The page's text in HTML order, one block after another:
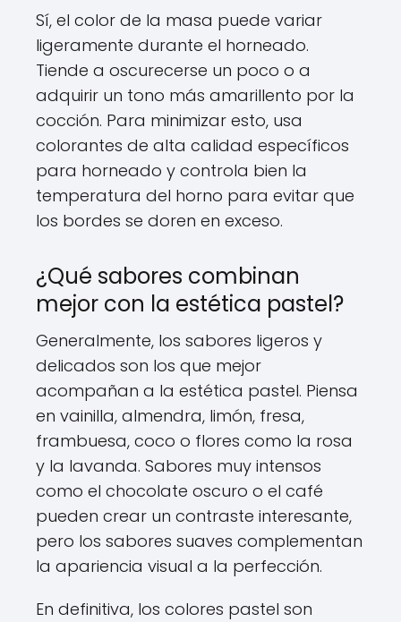
Sí, el color de la masa puede variar
ligeramente durante el horneado.
Tiende a oscurecerse un poco o a
adquirir un tono más amarillento por la
cocción. Para minimizar esto, usa
colorantes de alta calidad específicos
para horneado y controla bien la
temperatura del horno para evitar que
los bordes se doren en exceso.
¿Qué sabores combinan
mejor con la estética pastel?
Generalmente, los sabores ligeros y
delicados son los que mejor
acompañan a la estética pastel. Piensa
en vainilla, almendra, limón, fresa,
frambuesa, coco o flores como la rosa
y la lavanda. Sabores muy intensos
como el chocolate oscuro o el café
pueden crear un contraste interesante,
pero los sabores suaves complementan
la apariencia visual a la perfección.
En definitiva, los colores pastel son